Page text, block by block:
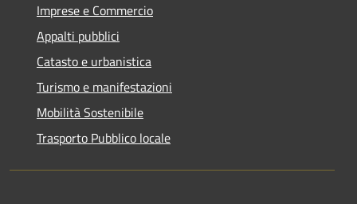
Imprese e Commercio
Appalti pubblici
Catasto e urbanistica
Turismo e manifestazioni
Mobilità Sostenibile
Trasporto Pubblico locale